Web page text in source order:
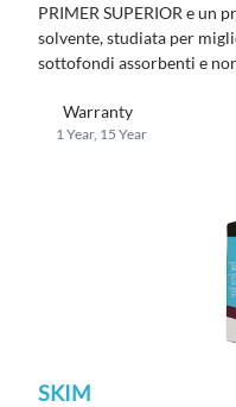
PRIMER SUPERIOR e un
solvente, studiata per
sottofondi assorbenti e
Warranty
1 Year, 15 Year
SKIM